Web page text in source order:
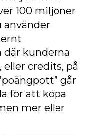
100 miljoner
använder
där kunderna
eller credits, på
går
för att köpa
mer eller